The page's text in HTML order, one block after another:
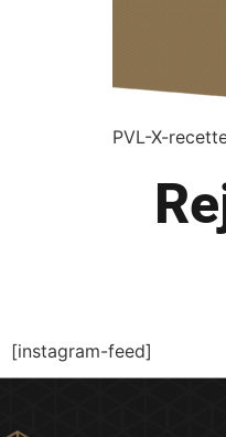
PVL-X-
[instagram-feed]